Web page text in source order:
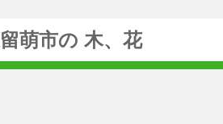
萌市の 木、花